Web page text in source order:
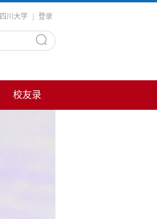
四川大学 登录
校友录